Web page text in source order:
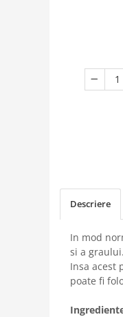
Descriere
In mod
si a graului.
Insa acest
poate fi